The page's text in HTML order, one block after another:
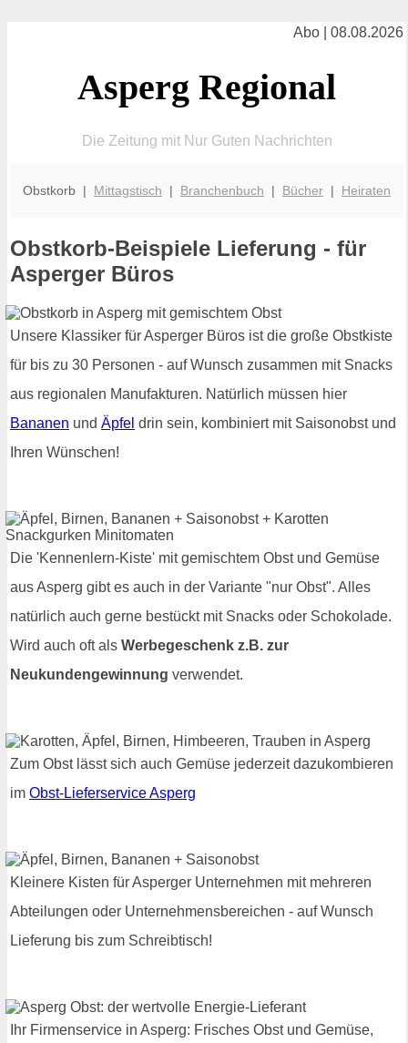
Abo | 08.08.2026
Asperg Regional
Die Zeitung mit Nur Guten Nachrichten
Obstkorb | Mittagstisch | Branchenbuch | Bücher | Heiraten
Obstkorb-Beispiele Lieferung - für
Asperger Büros
Unsere Klassiker für Asperger Büros ist die große Obstkiste
für bis zu 30 Personen - auf Wunsch zusammen mit Snacks
aus regionalen Manufakturen. Natürlich müssen hier
Bananen und Äpfel drin sein, kombiniert mit Saisonobst und
Ihren Wünschen!
Die 'Kennenlern-Kiste' mit gemischtem Obst und Gemüse
aus Asperg gibt es auch in der Variante "nur Obst". Alles
natürlich auch gerne bestückt mit Snacks oder Schokolade.
Wird auch oft als Werbegeschenk z.B. zur
Neukundengewinnung verwendet.
Zum Obst lässt sich auch Gemüse jederzeit dazukombieren
im Obst-Lieferservice Asperg
Kleinere Kisten für Asperger Unternehmen mit mehreren
Abteilungen oder Unternehmensbereichen - auf Wunsch
Lieferung bis zum Schreibtisch!
Ihr Firmenservice in Asperg: Frisches Obst und Gemüse,